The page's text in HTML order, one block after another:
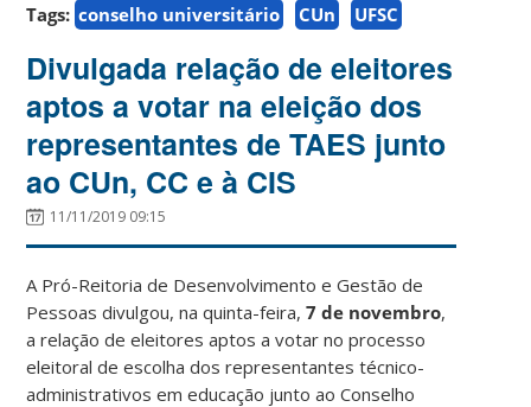
Tags: conselho universitário CUn UFSC
Divulgada relação de eleitores
aptos a votar na eleição dos
representantes de TAES junto
ao CUn, CC e à CIS
11/11/2019 09:15
A Pró-Reitoria de Desenvolvimento e Gestão de
Pessoas divulgou, na quinta-feira,7 de novembro,
a relação de eleitores aptos a votar no processo
eleitoral de escolha dos representantes técnico-
administrativos em educação junto ao Conselho